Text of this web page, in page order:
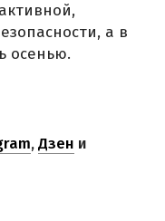
а в
осенью.
,Дзен и